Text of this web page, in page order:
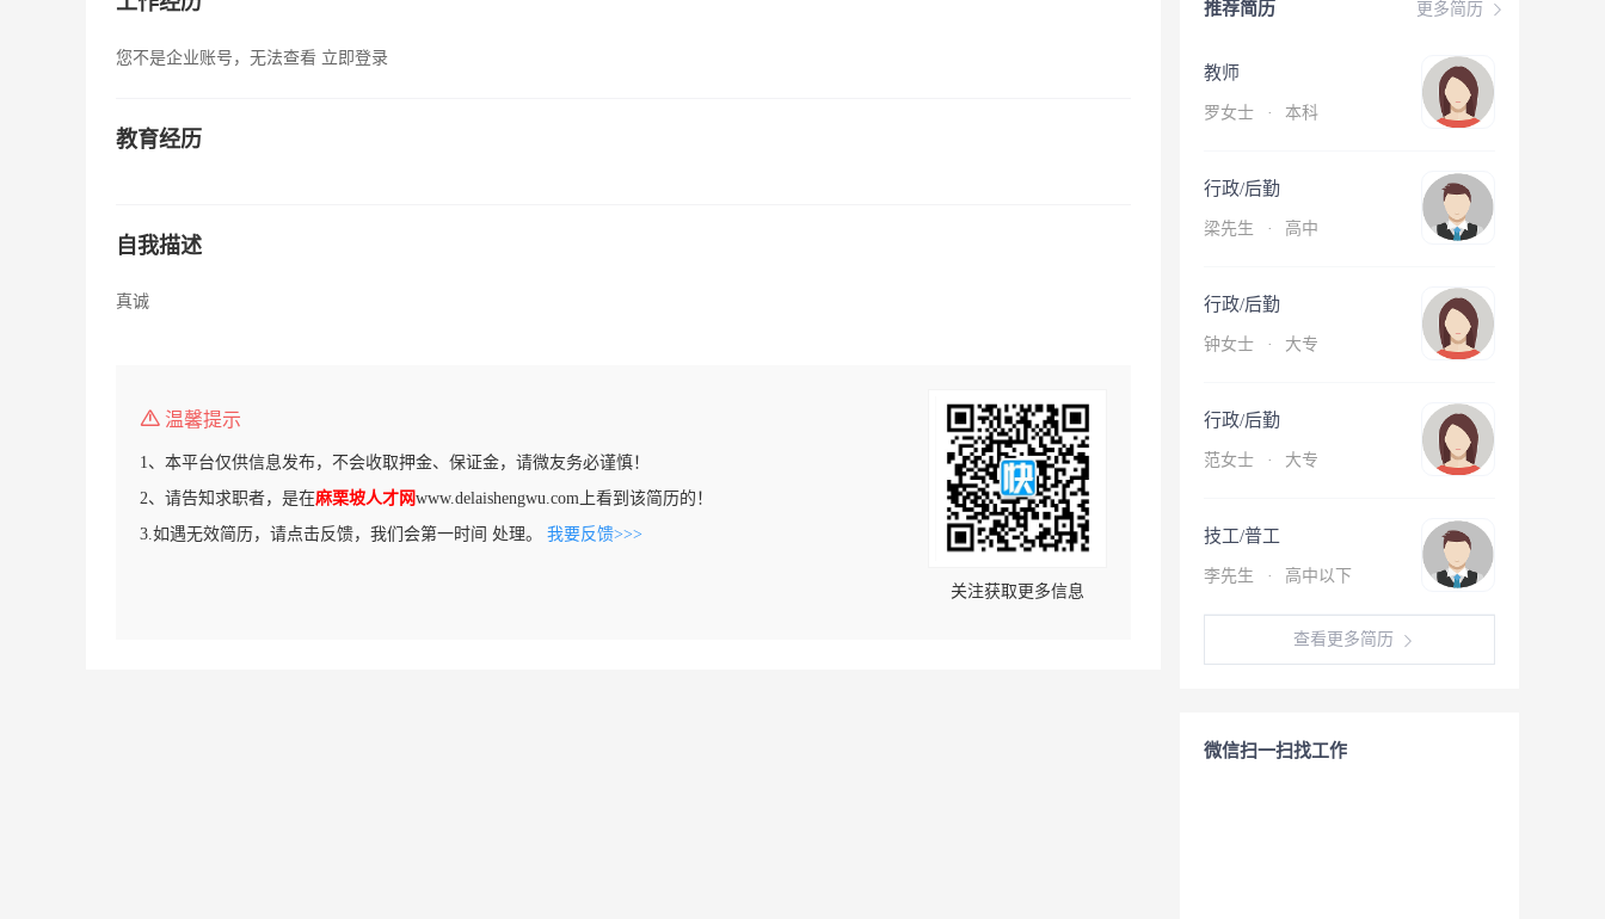
您不是企业账号，无法查看 立即登录
教育经历
自我描述
真诚
温馨提示
1、本平台仅供信息发布，不会收取押金、保证金，请微友务必谨慎！
2、请告知求职者，是在麻栗坡人才网www.delaishengwu.com上看到该简历的！
3.如遇无效简历，请点击反馈，我们会第一时间 处理。 我要反馈>>>
关注获取更多信息
更多简历
推荐简历
教师
罗女士 · 本科
行政/后勤
梁先生 · 高中
行政/后勤
钟女士 · 大专
行政/后勤
范女士 · 大专
技工/普工
李先生 · 高中以下
查看更多简历
微信扫一扫找工作